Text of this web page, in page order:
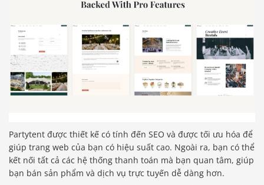
Partytent được thiết kế có tính đến SEO và được tối ưu hóa để
giúp trang web của bạn có hiệu suất cao. Ngoài ra, bạn có thể
kết nối tất cả các hệ thống thanh toán mà bạn quan tâm, giúp
bạn bán sản phẩm và dịch vụ trực tuyến dễ dàng hơn.